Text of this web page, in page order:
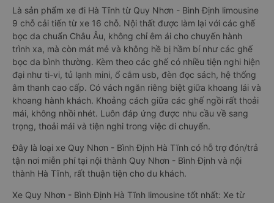
Là sản phẩm xe đi Hà Tĩnh từ Quy Nhơn - Bình Định limousine
9 chỗ cải tiến từ xe 16 chỗ. Nội thất được làm lại với các ghế
bọc da chuẩn Châu Âu, không chỉ êm ái cho chuyến hành
trình xa, mà còn mát mẻ và không hề bị hầm bí như các ghế
bọc da bình thường. Kèm theo các ghế có nhiều tiện nghi hiện
đại như ti-vi, tủ lạnh mini, ổ cắm usb, đèn đọc sách, hệ thống
âm thanh cao cấp. Có vách ngăn riêng biệt giữa khoang lái và
khoang hành khách. Khoảng cách giữa các ghế ngồi rất thoải
mái, không nhồi nhét. Luôn đáp ứng được nhu cầu về sang
trọng, thoải mái và tiện nghi trong việc di chuyển.
Đây là loại xe Quy Nhơn - Bình Định Hà Tĩnh có hỗ trợ đón/trả
tận nơi miễn phí tại nội thành Quy Nhơn - Bình Định và nội
thành Hà Tĩnh, rất thuận tiện cho du khách.
Xe Quy Nhơn - Bình Định Hà Tĩnh limousine tốt nhất: Xe từ